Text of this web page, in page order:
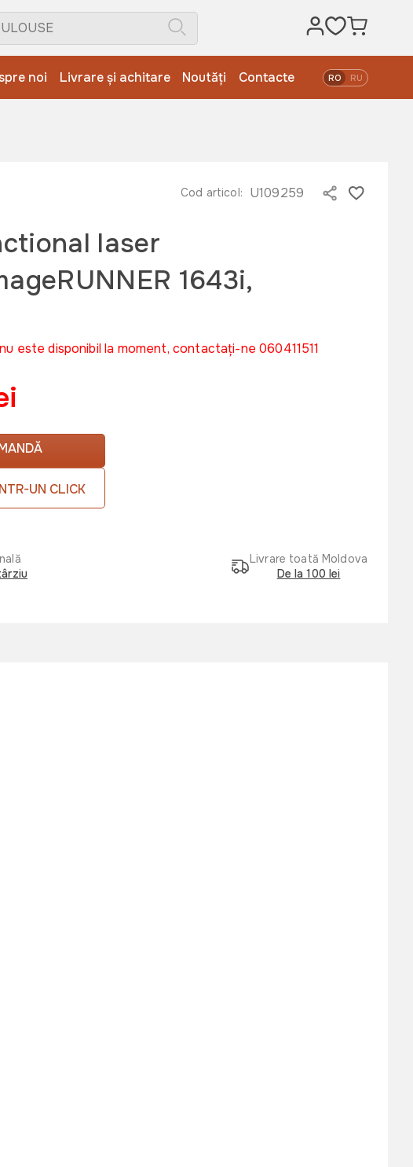
noi Livrare și achitare Noutăți Contacte RO RU
Cod articol: U109259
laser
1643i,
este disponibil la moment, contactați-ne 060411511
UN CLICK
Livrare toată Moldova
De la 100 lei